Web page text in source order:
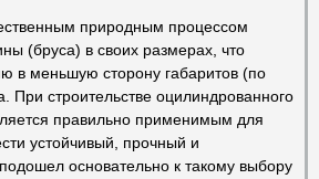
природным процессом
(бруса) в своих размерах, что
в меньшую сторону габаритов (по
При строительстве оцилиндрованного
правильно применимым для
устойчивый, прочный и
основательно к такому выбору